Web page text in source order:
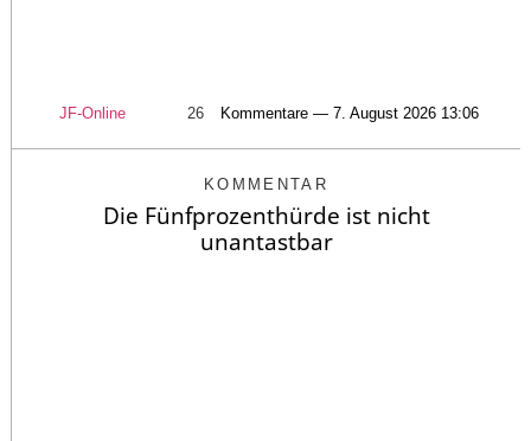
JF-Online 26 Kommentare — 7. August 2026 13:06
KOMMENTAR
Die Fünfprozenthürde ist nicht
unantastbar